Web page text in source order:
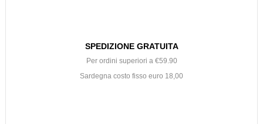
SPEDIZIONE GRATUITA
Per ordini superiori a €59.90
Sardegna costo fisso euro 18,00